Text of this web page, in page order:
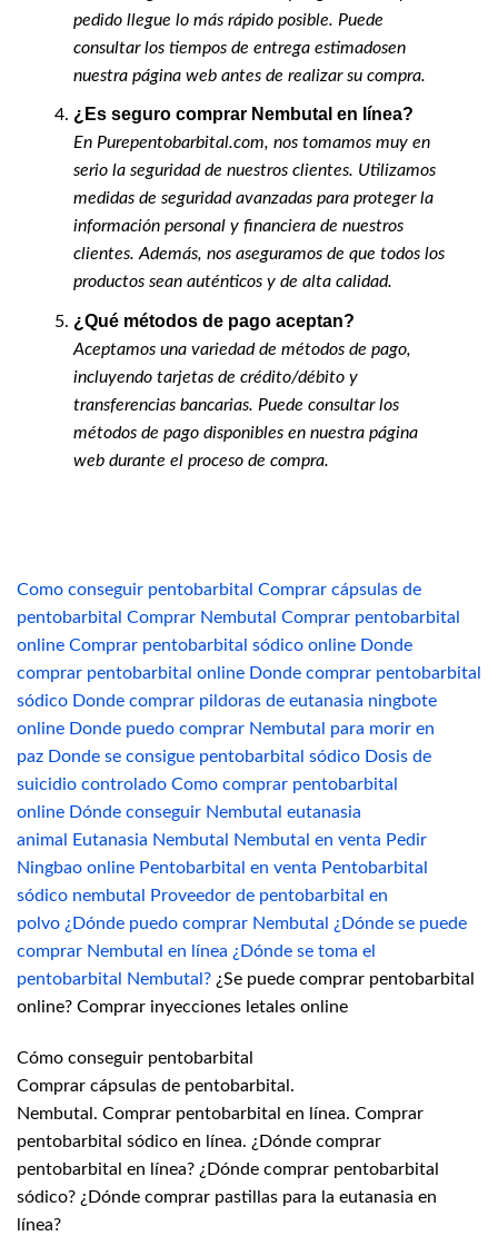
pedido llegue lo más rápido posible. Puede
consultar los tiempos de entrega estimadosen
nuestra página web antes de realizar su compra.
¿Es seguro comprar Nembutal en línea?
En Purepentobarbital.com, nos tomamos muy en
serio la seguridad de nuestros clientes. Utilizamos
medidas de seguridad avanzadas para proteger la
información personal y financiera de nuestros
clientes. Además, nos aseguramos de que todos los
productos sean auténticos y de alta calidad.
¿Qué métodos de pago aceptan?
Aceptamos una variedad de métodos de pago,
incluyendo tarjetas de crédito/débito y
transferencias bancarias. Puede consultar los
métodos de pago disponibles en nuestra página
web durante el proceso de compra.
Como conseguir pentobarbital Comprar cápsulas de
pentobarbital Comprar Nembutal Comprar pentobarbital
online Comprar pentobarbital sódico online Donde
comprar pentobarbital online Donde comprar pentobarbital
sódico Donde comprar pildoras de eutanasia ningbote
online Donde puedo comprar Nembutal para morir en
paz Donde se consigue pentobarbital sódico Dosis de
suicidio controlado Como comprar pentobarbital
online Dónde conseguir Nembutal eutanasia
animal
Eutanasia Nembutal Nembutal en venta Pedir
Ningbao online Pentobarbital en venta Pentobarbital
sódico nembutal
Proveedor de pentobarbital en
polvo ¿Dónde puedo comprar Nembutal
¿Dónde se puede
comprar Nembutal en línea ¿Dónde se toma el
pentobarbital Nembutal? ¿Se puede comprar pentobarbital
online? Comprar inyecciones letales online
Cómo conseguir pentobarbital
Comprar cápsulas de pentobarbital.
Nembutal. Comprar pentobarbital en línea. Comprar
pentobarbital sódico en línea. ¿Dónde comprar
pentobarbital en línea? ¿Dónde comprar pentobarbital
sódico? ¿Dónde comprar pastillas para la eutanasia en
línea?